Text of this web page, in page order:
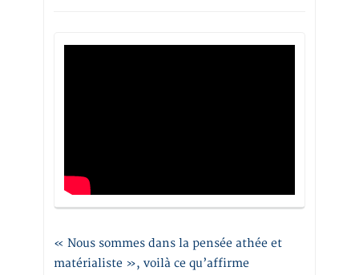
« Nous sommes dans la pensée athée et
matérialiste », voilà ce qu’affirme